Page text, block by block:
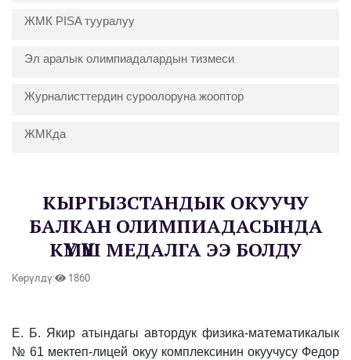
ЖМК PISA тууралуу
Эл аралык олимпиадалардын тизмеси
Журналисттердин суроолоруна жооптор
ЖМКда
КЫРГЫЗСТАНДЫК ОКУУЧУ
БАЛКАН ОЛИМПИАДАСЫНДА
КҮМҮШ МЕДАЛГА ЭЭ БОЛДУ
Көрүлдү: 1860
Е. Б. Якир атындагы автордук физика-математикалык
№ 61 мектеп-лицей окуу комплексинин окуучусу Федор